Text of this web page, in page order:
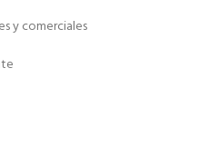
y comerciales